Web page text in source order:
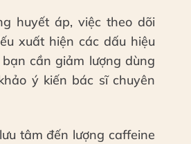
huyết áp, việc theo dõi
xuất hiện các dấu hiệu
cần giảm lượng dùng
ý kiến bác sĩ chuyên
tâm đến lượng caffeine